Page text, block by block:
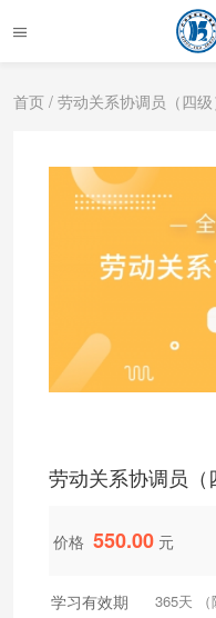
首页 / 劳动关系协调员（四
劳动关系协调员
价格 550.00 元
学习有效期 365天 （